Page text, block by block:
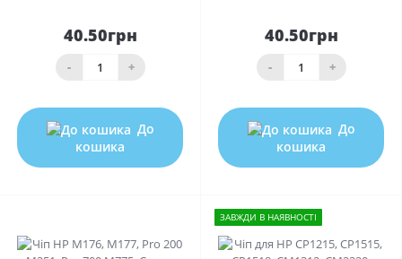
40.50грн
- +
До
кошика
40.50грн
- +
До
кошика
ЗАВЖДИ В НАЯВНОСТІ